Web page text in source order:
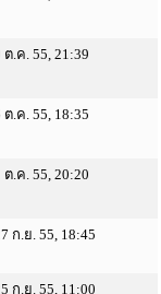
.ค. 55, 21:39
.ค. 55, 18:35
.ค. 55, 20:20
ก.ย. 55, 18:45
ก.ย. 55, 11:00